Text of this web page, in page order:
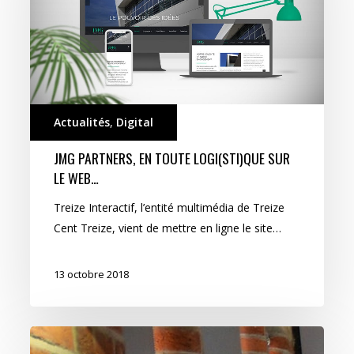
sur
le
Web…
Actualités, Digital
JMG PARTNERS, EN TOUTE LOGI(STI)QUE SUR
LE WEB…
Treize Interactif, l’entité multimédia de Treize
Cent Treize, vient de mettre en ligne le site…
13 octobre 2018
Rendre